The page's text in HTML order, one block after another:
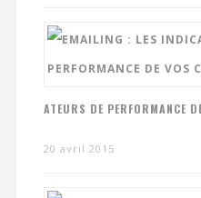
ATEURS DE PERFORMANCE
20 avril 2015